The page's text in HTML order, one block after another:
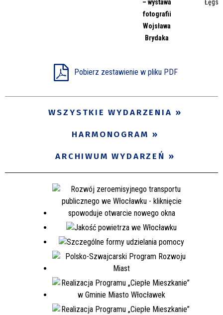
– wystawa
fotografii
Wojsława
Brydaka
Pobierz zestawienie w pliku PDF
WSZYSTKIE WYDARZENIA
HARMONOGRAM
ARCHIWUM WYDARZEŃ